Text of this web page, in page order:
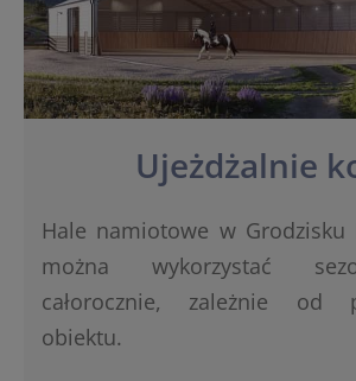
Ujeżdżalnie
Hale namiotowe w Grodzisku
można wykorzystać
całorocznie, zależnie od
obiektu.